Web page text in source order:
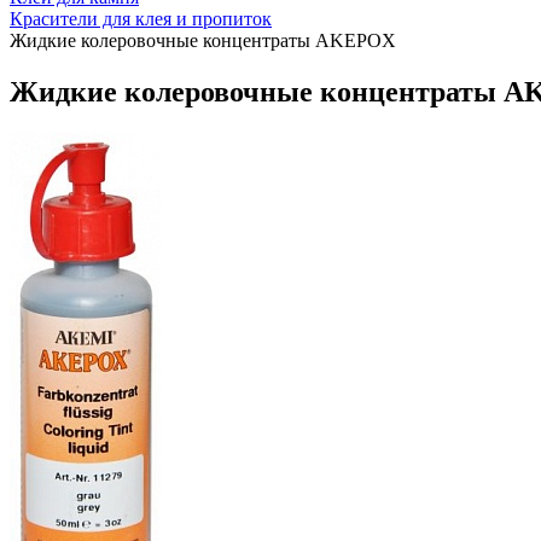
Красители для клея и пропиток
Жидкие колеровочные концентраты AKEPOX
Жидкие колеровочные концентраты